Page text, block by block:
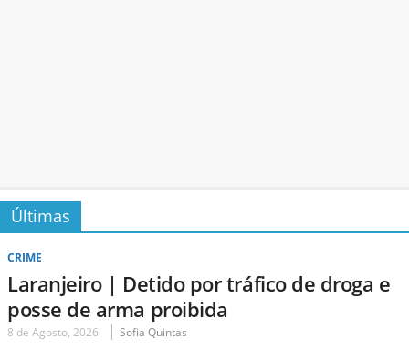
Últimas
CRIME
Laranjeiro | Detido por tráfico de droga e
posse de arma proibida
8 de Agosto, 2026 Sofia Quintas